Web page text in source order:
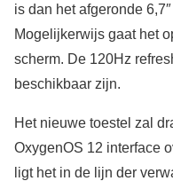
is dan het afgeronde
Mogelijkerwijs gaat het
scherm. De 120Hz
beschikbaar zijn.
Het nieuwe toestel zal
OxygenOS 12 interface
ligt het in de lijn der